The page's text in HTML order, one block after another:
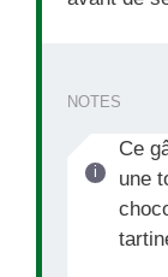
NOTES
Ce
une